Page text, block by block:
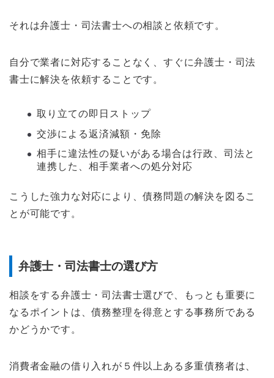
それは弁護士・司法書士への相談と依頼です。
自分で業者に対応することなく、すぐに弁護士・司法
書士に解決を依頼することです。
取り立ての即日ストップ
交渉による返済減額・免除
相手に違法性の疑いがある場合は行政、司法と
連携した、相手業者への処分対応
こうした強力な対応により、債務問題の解決を図るこ
とが可能です。
弁護士・司法書士の選び方
相談をする弁護士・司法書士選びで、もっとも重要に
なるポイントは、債務整理を得意とする事務所である
かどうかです。
消費者金融の借り入れが５件以上ある多重債務者は、